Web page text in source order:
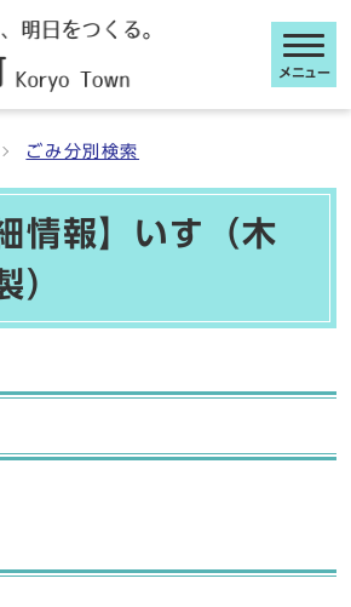
メニュー
ごみ分別検索
情報】いす（木
）